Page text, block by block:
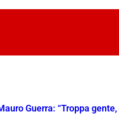
Guerra: “Troppa